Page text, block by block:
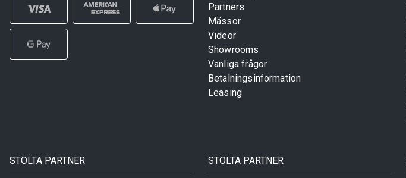
Partners
Mässor
Videor
Showrooms
Vanliga frågor
Betalningsinformation
Leasing
STOLTA PARTNER STOLTA PARTNER